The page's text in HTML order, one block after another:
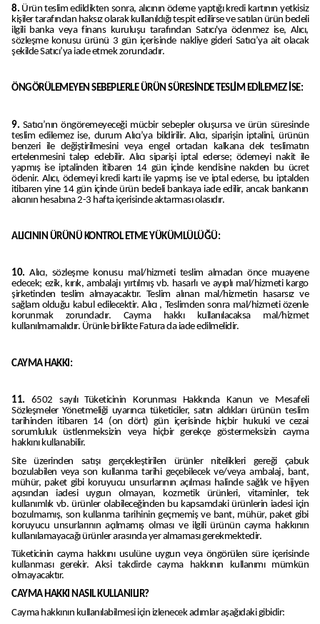
8. Ürün teslim edildikten sonra, alıcının ödeme yaptığı kredi kartının yetkisiz
kişiler tarafından haksız olarak kullanıldığı tespit edilirse ve satılan ürün bedeli
ilgili banka veya finans kuruluşu tarafından Satıcı'ya ödenmez ise, Alıcı,
sözleşme konusu ürünü 3 gün içerisinde nakliye gideri Satıcı’ya ait olacak
şekilde Satıcı’ya iade etmek zorundadır.
ÖNGÖRÜLEMEYEN SEBEPLERLE ÜRÜN SÜRESİNDE TESLİM EDİLEMEZ İSE:
9. Satıcı’nın öngöremeyeceği mücbir sebepler oluşursa ve ürün süresinde
teslim edilemez ise, durum Alıcı’ya bildirilir. Alıcı, siparişin iptalini, ürünün
benzeri ile değiştirilmesini veya engel ortadan kalkana dek teslimatın
ertelenmesini talep edebilir. Alıcı siparişi iptal ederse; ödemeyi nakit ile
yapmış ise iptalinden itibaren 14 gün içinde kendisine nakden bu ücret
ödenir. Alıcı, ödemeyi kredi kartı ile yapmış ise ve iptal ederse, bu iptalden
itibaren yine 14 gün içinde ürün bedeli bankaya iade edilir, ancak bankanın
alıcının hesabına 2-3 hafta içerisinde aktarması olasıdır.
ALICININ ÜRÜNÜ KONTROL ETME YÜKÜMLÜLÜĞÜ:
10. Alıcı, sözleşme konusu mal/hizmeti teslim almadan önce muayene
edecek; ezik, kırık, ambalajı yırtılmış vb. hasarlı ve ayıplı mal/hizmeti kargo
şirketinden teslim almayacaktır. Teslim alınan mal/hizmetin hasarsız ve
sağlam olduğu kabul edilecektir. Alıcı , Teslimden sonra mal/hizmeti özenle
korunmak zorundadır. Cayma hakkı kullanılacaksa mal/hizmet
kullanılmamalıdır. Ürünle birlikte Fatura da iade edilmelidir.
CAYMA HAKKI:
11. 6502 sayılı Tüketicinin Korunması Hakkında Kanun ve Mesafeli
Sözleşmeler Yönetmeliği uyarınca tüketiciler, satın aldıkları ürünün teslim
tarihinden itibaren 14 (on dört) gün içerisinde hiçbir hukuki ve cezai
sorumluluk üstlenmeksizin veya hiçbir gerekçe göstermeksizin cayma
hakkını kullanabilir.
Site üzerinden satışı gerçekleştirilen ürünler nitelikleri gereği çabuk
bozulabilen veya son kullanma tarihi geçebilecek ve/veya ambalaj, bant,
mühür, paket gibi koruyucu unsurlarının açılması halinde sağlık ve hijyen
açısından iadesi uygun olmayan, kozmetik ürünleri, vitaminler, tek
kullanımlık vb. ürünler olabileceğinden bu kapsamdaki ürünlerin iadesi için
bozulmamış, son kullanma tarihinin geçmemiş ve bant, mühür, paket gibi
koruyucu unsurlarının açılmamış olması ve ilgili ürünün cayma hakkının
kullanılamayacağı ürünler arasında yer almaması gerekmektedir.
Tüketicinin cayma hakkını usulüne uygun veya öngörülen süre içerisinde
kullanması gerekir. Aksi takdirde cayma hakkının kullanımı mümkün
olmayacaktır.
CAYMA HAKKI NASIL KULLANILIR?
Cayma hakkının kullanılabilmesi için izlenecek adımlar aşağıdaki gibidir: